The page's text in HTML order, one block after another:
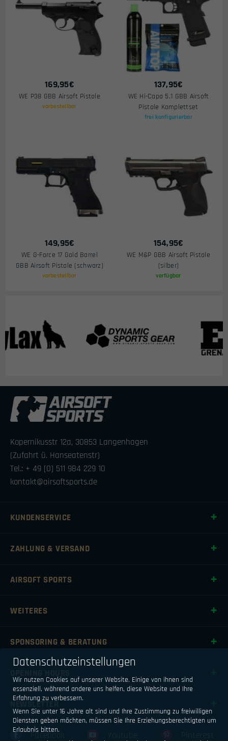
169,95€
WE P38 GBB Airsoft Pistole
vorbestellbar
137,95€
WE Hi-Capa 5.1 GBB Airsoft
Pistole Komplettset
frei konfigurierbar
149,95€
WE G-Force 17 Gold Barrel
GBB Airsoft Pistole (schwarz)
vorbestellbar
154,95€
WE M&P GBB Airsoft Pistole
(silber)
verfügbar
Kopernikusstr 12a, 30853 Langenhagen
(Zufahrt ü. Hanseatenstr)
Tel.: + 49 [0] 511 984 229 10
kontakt@airsoftsports.de
KUNDENSERVICE
ZAHLUNG & VERSAND
AIRSOFT SPORTS
WEITERES
SPONSORING & BERATUNG
NEWSLETTER
Facebook
Datenschutzeinstellungen
Wir nutzen Cookies auf unserer Website. Einige von ihnen sind
essenziell, während andere uns helfen, diese Website und Ihre
Erfahrung zu verbessern.
Wenn Sie unter 16 Jahre alt sind und Ihre Zustimmung zu freiwilligen
Diensten geben möchten, müssen Sie Ihre Erziehungsberechtigten um
Erlaubnis bitten.